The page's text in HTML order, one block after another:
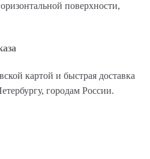
поверхности,
картой и быстрая доставка
городам России.